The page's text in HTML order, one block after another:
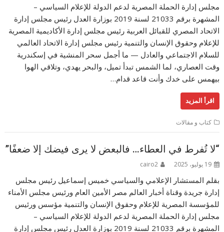
مجلس إدارة الحملة المصرية لدعم الدولة للإعلام السياسي –
المشهرة برقم 21033 لسنة 2019 بوزارة العدل رئيس مجلس إدارة
الاتحاد المصري للقبائل العربية رئيس مجلس إدارة الأكاديمية المصرية
للإعلام وحقوق الإنسان والتنمية رئيس مجلس إدارة الاتحاد العالمي
للسلام الاجتماعي والعادل — ما أجمل سحر المنشية في إسكندرية
وقت العصاري، لما الشمس تبدأ تميل، والبحر يهدي، وتلاقي الهوا
بيهمس على خدك وأنت قاعد قدام…
اقرأ المزيد
كتاب و مقالات
“لا تُفرط في العطاء… فالبعض لا يرى فيضك إلا ضعفًا”
19 يوليو، 2025 cairo2
بقلم المستشار الإعلامي والسياسي خميس إسماعيل رئيس مجلس
إدارة جريدة وقناة أخبار العالم مصر الأمين العام ورئيس مجلس الأمناء
للمؤسسة المصرية للإعلام وحقوق الإنسان والتنمية مؤسس ورئيس
مجلس إدارة الحملة المصرية لدعم الدولة للإعلام السياسي –
المشهرة برقم 21033 لسنة 2019 بوزارة العدل رئيس مجلس إدارة